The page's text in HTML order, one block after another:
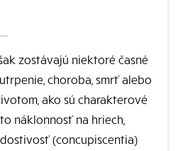
zostávajú niektoré časné
choroba, smrť alebo
ako sú charakterové
náklonnosť na hriech,
(concupiscentia)